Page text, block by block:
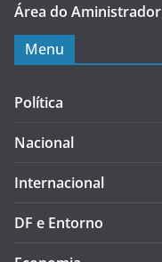
Área do Aministrador
Menu
Política
Nacional
Internacional
DF e Entorno